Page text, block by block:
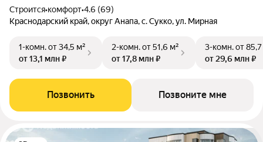
Строится•комфорт•4.6 (69)
Краснодарский край, округ Анапа, с. Сукко, ул. Мирная
1-комн.от 34,5 м²
от 13,1 млн ₽
2-комн.от 51,6 м²
от 17,8 млн ₽
3-комн.от
от 29,6 млн ₽
Позвонить Позвоните мне